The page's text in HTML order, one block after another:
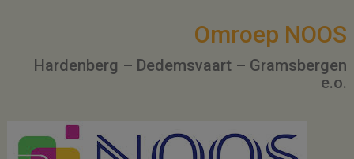
Omroep NOOS
Hardenberg – Dedemsvaart – Gramsbergen
e.o.